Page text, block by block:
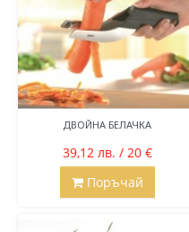
ДВОЙНА БЕЛАЧКА
39,12 лв. / 20 €
Поръчай